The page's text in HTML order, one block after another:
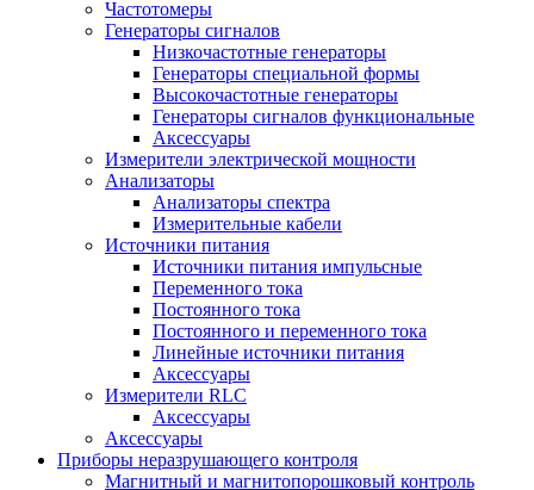
Частотомеры
Генераторы сигналов
Низкочастотные генераторы
Генераторы специальной формы
Высокочастотные генераторы
Генераторы сигналов функциональные
Аксессуары
Измерители электрической мощности
Анализаторы
Анализаторы спектра
Измерительные кабели
Источники питания
Источники питания импульсные
Переменного тока
Постоянного тока
Постоянного и переменного тока
Линейные источники питания
Аксессуары
Измерители RLC
Аксессуары
Аксессуары
Приборы неразрушающего контроля
Магнитный и магнитопорошковый контроль